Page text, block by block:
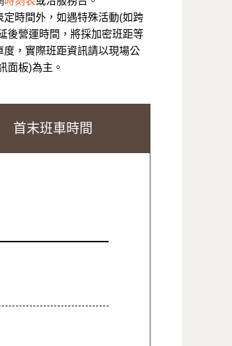
定時間外，如遇特殊活動(如跨
後營運時間，將採加密班距等
度，實際班距資訊請以現場公
面板)為主。
首末班車時間